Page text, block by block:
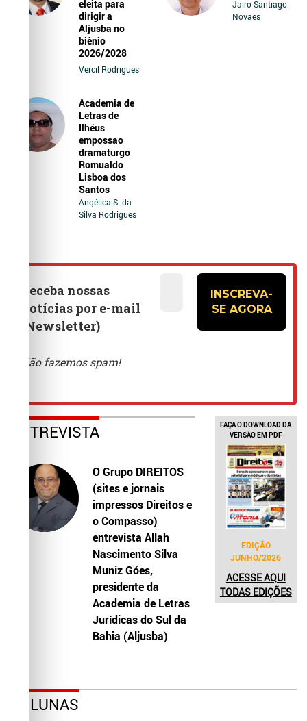
eleita para
dirigir a
Aljusba no
biênio
2026/2028
Vercil Rodrigues
Jairo Santiago
Novaes
Academia de
Letras de
Ilhéus
empossao
dramaturgo
Romualdo
Lisboa dos
Santos
Angélica S. da
Silva Rodrigues
ENTREVISTA
O Grupo DIREITOS
(sites e jornais
impressos Direitos e
o Compasso)
entrevista Allah
Nascimento Silva
Muniz Góes,
presidente da
Academia de Letras
Jurídicas do Sul da
Bahia (Aljusba)
FAÇA O DOWNLOAD DA
VERSÃO EM PDF
EDIÇÃO
JUNHO/2026
ACESSE AQUI
TODAS EDIÇÕES
COLUNAS